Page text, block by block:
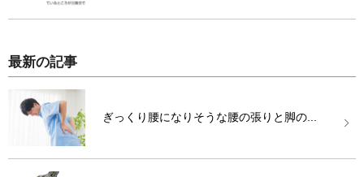
最新の記事
ぎっくり腰になりそうな腰の張りと脚の...